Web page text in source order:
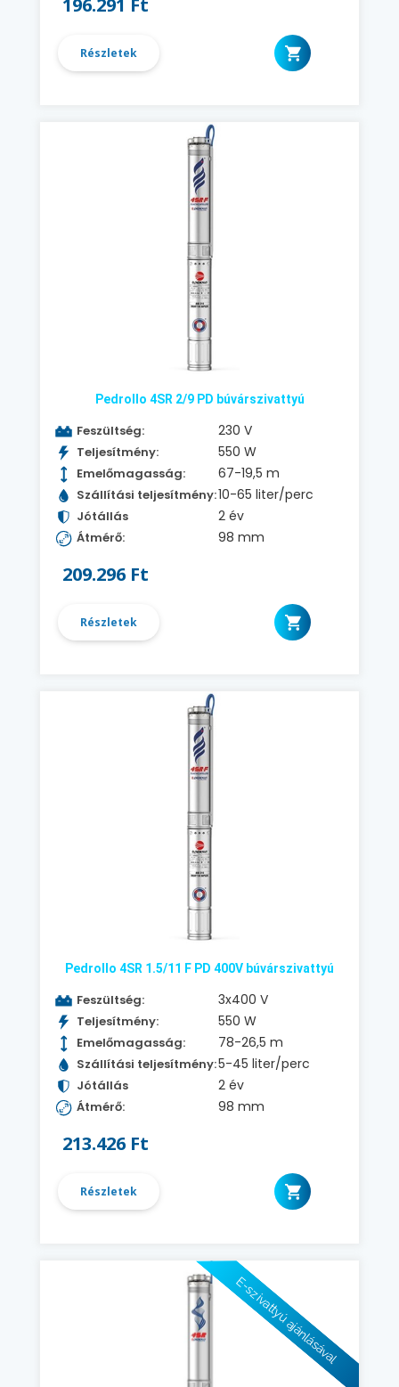
196.291 Ft
Részletek
Pedrollo 4SR 2/9 PD búvárszivattyú
Feszültség: 230 V
Teljesítmény: 550 W
Emelőmagasság: 67-19,5 m
Szállítási teljesítmény:10-65 liter/perc
Jótállás 2 év
Átmérő: 98 mm
209.296 Ft
Részletek
Pedrollo 4SR 1.5/11 F PD 400V búvárszivattyú
Feszültség: 3x400 V
Teljesítmény: 550 W
Emelőmagasság: 78-26,5 m
Szállítási teljesítmény:5-45 liter/perc
Jótállás 2 év
Átmérő: 98 mm
213.426 Ft
Részletek
E-szivattyú ajánlásával